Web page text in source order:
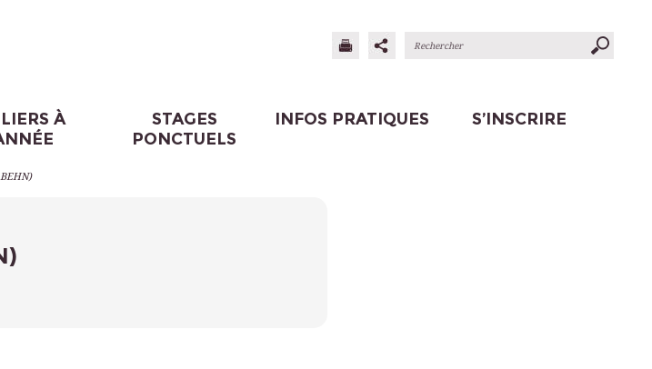
À
STAGES
PONCTUELS
INFOS PRATIQUES S’INSCRIRE